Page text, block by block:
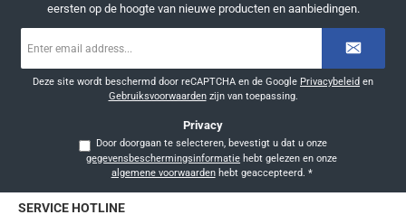
eersten op de hoogte van nieuwe producten en aanbiedingen.
mailadres
Deze site wordt beschermd door reCAPTCHA en de Google Privacybeleid en
Gebruiksvoorwaardenzijn van toepassing.
Privacy
Door doorgaan te selecteren, bevestigt u dat u onze
gegevensbeschermingsinformatie
algemene voorwaardenhebt geaccepteerd. *
SERVICE HOTLINE